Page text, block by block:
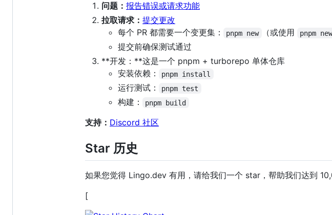
问题： 报告错误或请求功能
拉取请求： 提交更改
每个 PR 都需要一个变更集：
pnpm new （或使用 pnpm
提交前确保测试通过
**开发：**这是一个 pnpm + turborepo 单体仓库
安装依赖：
pnpm install
运行测试： pnpm test
构建： pnpm build
支持： Discord 社区
Star 历史
如果您觉得 Lingo.dev 有用，请给我们一个 star，帮助我们达到
[